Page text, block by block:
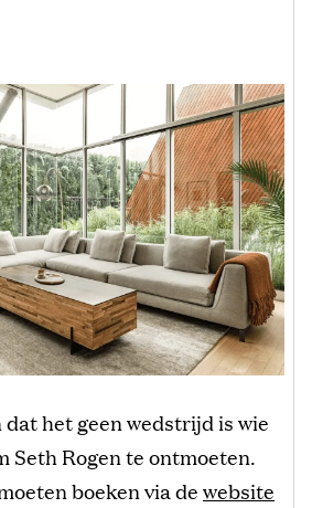
het geen wedstrijd is wie
Seth Rogen te ontmoeten.
boeken via dewebsite